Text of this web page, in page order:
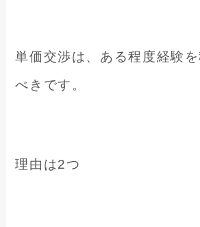
単価交渉は、ある程度経験
べきです。
理由は2つ